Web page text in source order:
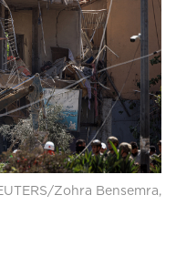
Zohra Bensemra,